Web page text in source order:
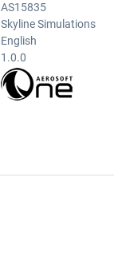
AS15835
Skyline Simulations
English
1.0.0